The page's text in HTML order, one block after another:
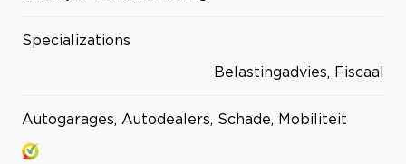
Specializations
Belastingadvies, Fiscaal
Autogarages, Autodealers, Schade, Mobiliteit